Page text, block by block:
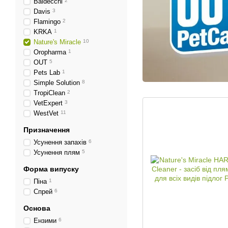
Davis 3
Flamingo 2
KRKA 1
Nature's Miracle 10
Oropharma 1
OUT 5
Pets Lab 1
Simple Solution 8
TropiClean 2
VetExpert 3
WestVet 11
Призначення
Усунення запахів 6
Усунення плям 5
Форма випуску
Піна 1
Спрей 6
Основа
Ензими 6